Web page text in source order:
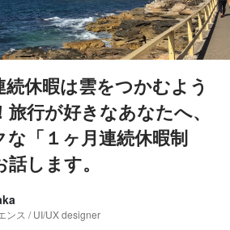
休暇は雲をつかむよう
行が好きなあなたへ、
「１ヶ月連続休暇制
します。
ンス / UI/UX designer